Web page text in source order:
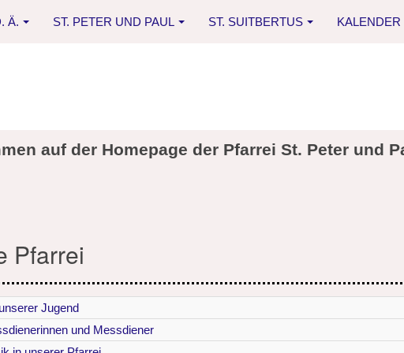
Ä. ST. PETER UND PAUL ST. SUITBERTUS KALENDER
auf der Homepage der Pfarrei St. Peter und
Pfarrei
Jugend
und Messdiener